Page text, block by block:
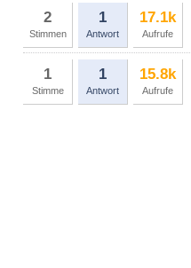
2
Stimmen
1
Antwort
17.1k
Aufrufe
1
Stimme
1
Antwort
15.8k
Aufrufe